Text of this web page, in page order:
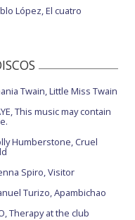
López, El cuatro
Twain, Little Miss Twain
This music may contain
Humberstone, Cruel
Spiro, Visitor
Turizo, Apambichao
Therapy at the club